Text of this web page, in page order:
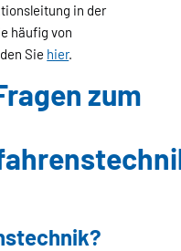
in der
häufig von
Sie hier.
zum